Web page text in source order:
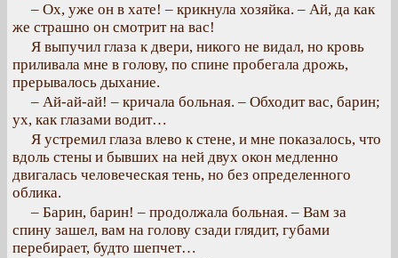
– Ох, уже он в хате! – крикнула хозяйка. – Ай, да как
же страшно он смотрит на вас!
Я выпучил глаза к двери, никого не видал, но кровь
приливала мне в голову, по спине пробегала дрожь,
прерывалось дыхание.
– Ай-ай-ай! – кричала больная. – Обходит вас, барин;
ух, как глазами водит…
Я устремил глаза влево к стене, и мне показалось, что
вдоль стены и бывших на ней двух окон медленно
двигалась человеческая тень, но без определенного
облика.
– Барин, барин! – продолжала больная. – Вам за
спину зашел, вам на голову сзади глядит, губами
перебирает, будто шепчет…